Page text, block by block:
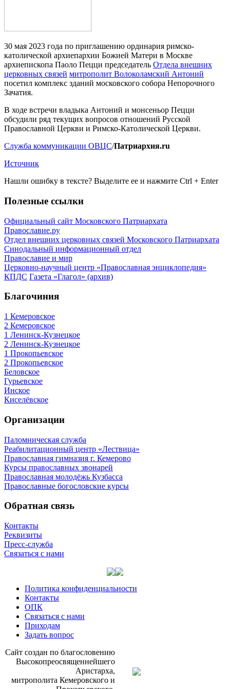
30 мая 2023 года по приглашению ординария римско-
католической архиепархии Божией Матери в Москве
архиепископа Паоло Пецци председатель Отдела внешних
церковных связей митрополит Волоколамский Антоний
посетил комплекс зданий московского собора Непорочного
Зачатия.
В ходе встречи владыка Антоний и монсеньор Пецци
обсудили ряд текущих вопросов отношений Русской
Православной Церкви и Римско-Католической Церкви.
Служба коммуникации ОВЦС/Патриархия.ru
Источник
Нашли ошибку в тексте? Выделите ее и нажмите Ctrl + Enter
Полезные ссылки
Официальный сайт Московского Патриархата
Православие.ру
Отдел внешних церковных связей Московского Патриархата
Синодальный информационный отдел
Православие и мир
Церковно-научный центр «Православная энциклопедия»
КПДС Газета «Глагол» (архив)
Благочиния
1 Кемеровское
2 Кемеровское
1 Ленинск-Кузнецкое
2 Ленинск-Кузнецкое
1 Прокопьевское
2 Прокопьевское
Беловское
Гурьевское
Инское
Киселёвское
Организации
Паломническая служба
Реабилитационный центр «Лествица»
Православная гимназия г. Кемерово
Курсы православных звонарей
Православная молодёжь Кузбасса
Православные богословские курсы
Обратная связь
Контакты
Реквизиты
Пресс-служба
Связаться с нами
Политика конфиденциальности
Контакты
ОПК
Связаться с нами
Приходам
Задать вопрос
Сайт со­здан по бла­го­сло­ве­нию
Вы­со­ко­прео­свя­щен­ней­ше­го
Ари­стар­ха,
мит­ро­по­ли­та Ке­ме­ров­ско­го и